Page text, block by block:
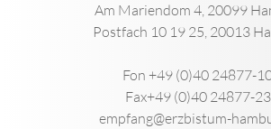
Am Mariendom 4, 20099
Postfach 10 19 25, 20013
Fon +49 (0)40 24877-
Fax+49 (0)40 24877-
empfang@erzbistum-